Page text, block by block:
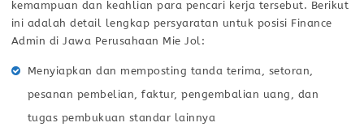
kemampuan dan keahlian para pencari kerja tersebut. Berikut
ini adalah detail lengkap persyaratan untuk posisi Finance
Admin di Jawa Perusahaan Mie Jol:
Menyiapkan dan memposting tanda terima, setoran,
pesanan pembelian, faktur, pengembalian uang, dan
tugas pembukuan standar lainnya